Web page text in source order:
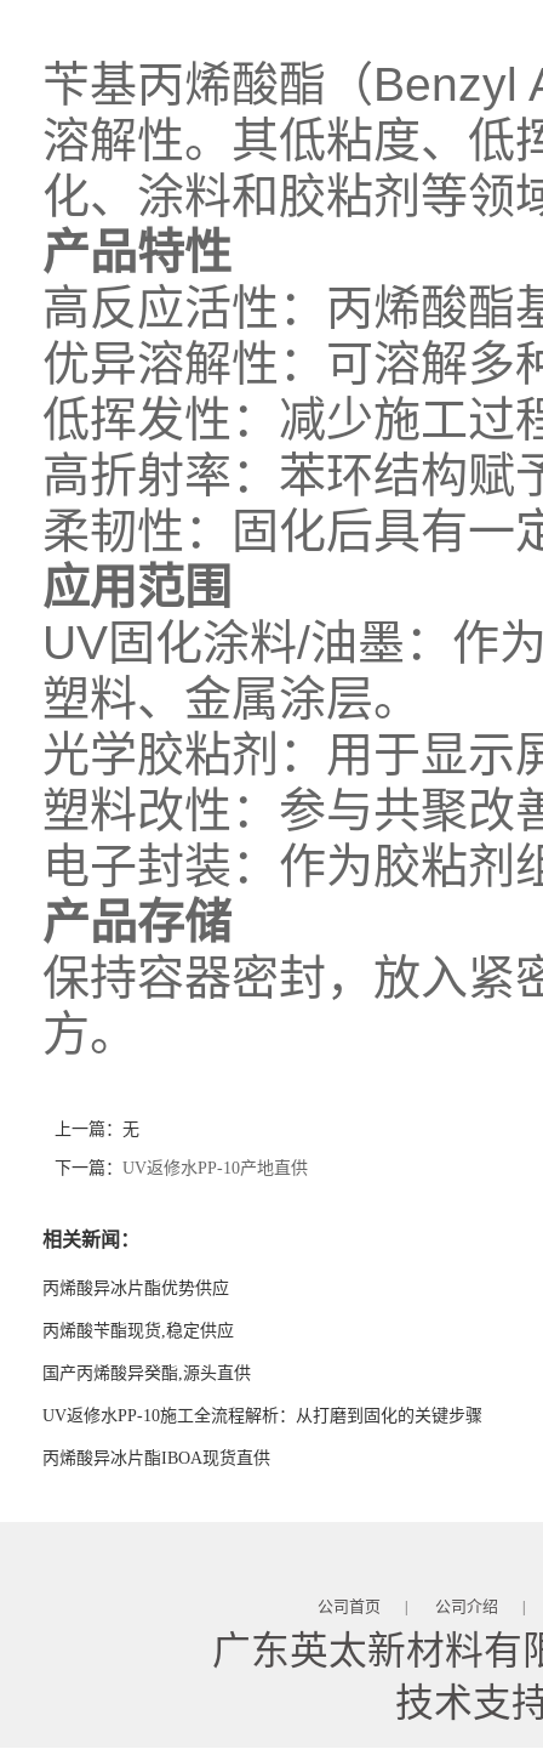
苄基丙烯酸酯（Benzyl
溶解性。其低粘度、低
化、涂料和胶粘剂等领
产品特性
高反应活性：丙烯酸酯
优异溶解性：可溶解多
低挥发性：减少施工过
高折射率：苯环结构赋
柔韧性：固化后具有一
应用范围
UV固化涂料/油墨：作
塑料、金属涂层。
光学胶粘剂：用于显示
塑料改性：参与共聚改
电子封装：作为胶粘剂
产品存储
保持容器密封，放入紧
方。
上一篇：无
下一篇： UV返修水PP-10产地直供
相关新闻：
丙烯酸异冰片酯优势供应
丙烯酸苄酯现货,稳定供应
国产丙烯酸异癸酯,源头直供
UV返修水PP-10施工全流程解析：从打磨到固化的关键步骤
丙烯酸异冰片酯IBOA现货直供
公司首页 公司介绍
广东英太新材料有
技术支